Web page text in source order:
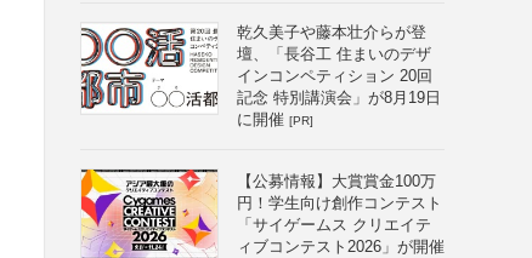
乾久美子や藤本壮介らが登
壇、「長谷工 住まいのデザ
インコンペティション 20回
記念 特別講演会」が8月19日
に開催 [PR]
【公募情報】大賞賞金100万
円！学生向け創作コンテスト
「サイゲームス クリエイテ
ィブコンテスト2026」が開催